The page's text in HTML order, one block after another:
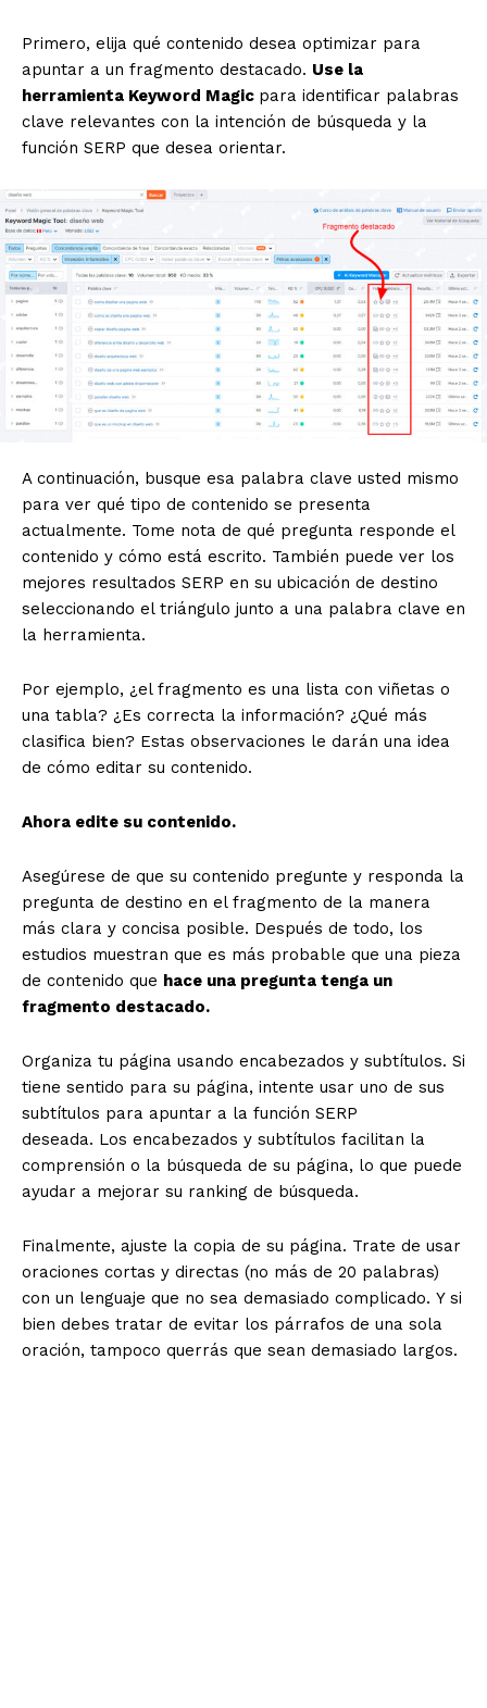
Primero, elija qué contenido desea optimizar para
apuntar a un fragmento destacado. Use la
herramienta Keyword Magic para identificar palabras
clave relevantes con la intención de búsqueda y la
función SERP que desea orientar.
A continuación, busque esa palabra clave usted mismo
para ver qué tipo de contenido se presenta
actualmente. Tome nota de qué pregunta responde el
contenido y cómo está escrito. También puede ver los
mejores resultados SERP en su ubicación de destino
seleccionando el triángulo junto a una palabra clave en
la herramienta.
Por ejemplo, ¿el fragmento es una lista con viñetas o
una tabla? ¿Es correcta la información? ¿Qué más
clasifica bien? Estas observaciones le darán una idea
de cómo editar su contenido.
Ahora edite su contenido.
Asegúrese de que su contenido pregunte y responda la
pregunta de destino en el fragmento de la manera
más clara y concisa posible. Después de todo, los
estudios muestran que es más probable que una pieza
de contenido que hace una pregunta tenga un
fragmento destacado.
Organiza tu página usando encabezados y subtítulos. Si
tiene sentido para su página, intente usar uno de sus
subtítulos para apuntar a la función SERP
deseada. Los encabezados y subtítulos facilitan la
comprensión o la búsqueda de su página, lo que puede
ayudar a mejorar su ranking de búsqueda.
Finalmente, ajuste la copia de su página. Trate de usar
oraciones cortas y directas (no más de 20 palabras)
con un lenguaje que no sea demasiado complicado. Y si
bien debes tratar de evitar los párrafos de una sola
oración, tampoco querrás que sean demasiado largos.